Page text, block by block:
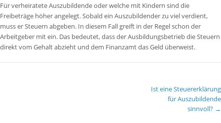
Für verheiratete Auszubildende oder welche mit Kindern sind die
Freibeträge höher angelegt. Sobald ein Auszubildender zu viel verdient,
muss er Steuern abgeben. In diesem Fall greift in der Regel schon der
Arbeitgeber mit ein. Das bedeutet, dass der Ausbildungsbetrieb die Steuern
direkt vom Gehalt abzieht und dem Finanzamt das Geld überweist.
Ist eine Steuererklärung
für Auszubildende
sinnvoll? →